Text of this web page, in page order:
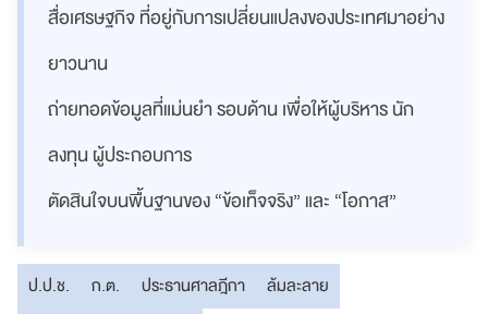
สื่อเศรษฐกิจ ที่อยู่กับการเปลี่ยนแปลงของประเทศมาอย่าง
ยาวนาน
ถ่ายทอดข้อมูลที่แม่นยำ รอบด้าน เพื่อให้ผู้บริหาร นัก
ลงทุน ผู้ประกอบการ
ตัดสินใจบนพื้นฐานของ “ข้อเท็จจริง” และ “โอกาส”
ป.ป.ช. ก.ต. ประธานศาลฎีกา
ล้มละลาย